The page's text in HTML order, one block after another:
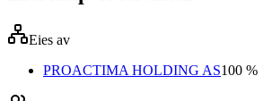
Eies av
PROACTIMA HOLDING AS100 %